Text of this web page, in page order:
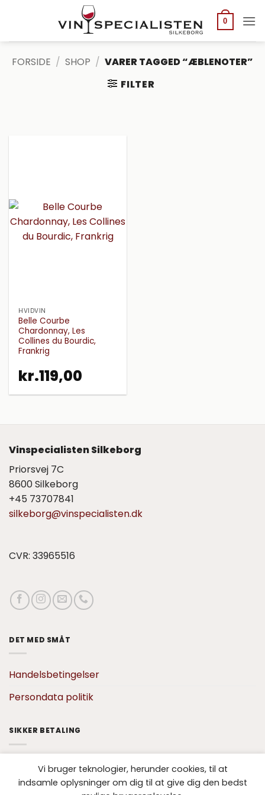
0
FORSIDE / SHOP / VARER TAGGED “ÆBLENOTER”
FILTER
HVIDVIN
Belle Courbe
Chardonnay, Les
Collines du Bourdic,
Frankrig
kr.119,00
Vinspecialisten Silkeborg
Priorsvej 7C
8600 Silkeborg
+45 73707841
silkeborg@vinspecialisten.dk
CVR: 33965516
DET MED SMÅT
Handelsbetingelser
Persondata politik
SIKKER BETALING
Vi bruger teknologier, herunder cookies, til at
indsamle oplysninger om dig til at give dig den bedst